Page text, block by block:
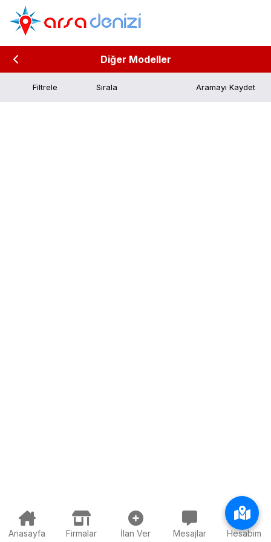
Diğer Modeller
Filtrele Aramayı Kaydet
Anasayfa Firmalar İlan Ver Mesajlar Hesabım